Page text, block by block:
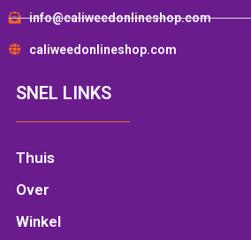
info@caliweedonlineshop.com
caliweedonlineshop.com
SNEL LINKS
Thuis
Over
Winkel